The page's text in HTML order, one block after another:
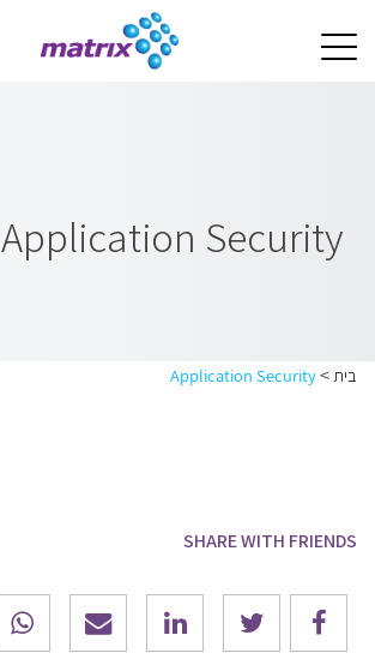
Application Security
בית>
Application Security
SHARE WITH FRIENDS